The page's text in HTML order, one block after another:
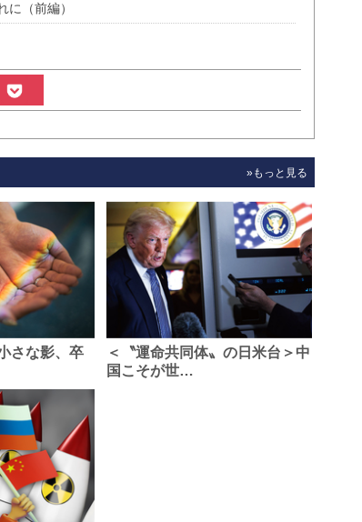
に（前編）
»もっと見る
さな影、卒
＜〝運命共同体〟の日米台＞中
国こそが世…